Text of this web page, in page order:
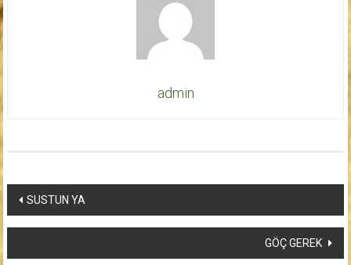
admin
Yazı
dolaşımı
SUSTUN YA
GÖÇ GEREK